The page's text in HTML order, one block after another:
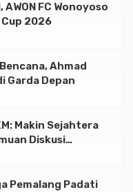
FC Wonoyoso
2026
Ahmad
Garda Depan
Makin Sejahtera
Diskusi
Pemalang Padati